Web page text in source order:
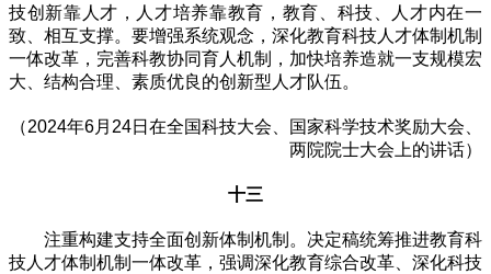
技创新靠人才，人才培养靠教育，教育、科技、人才内在一
致、相互支撑。要增强系统观念，深化教育科技人才体制机制
一体改革，完善科教协同育人机制，加快培养造就一支规模宏
大、结构合理、素质优良的创新型人才队伍。
（2024年6月24日在全国科技大会、国家科学技术奖励大会、
两院院士大会上的讲话）
十三
注重构建支持全面创新体制机制。决定稿统筹推进教育科
技人才体制机制一体改革，强调深化教育综合改革、深化科技